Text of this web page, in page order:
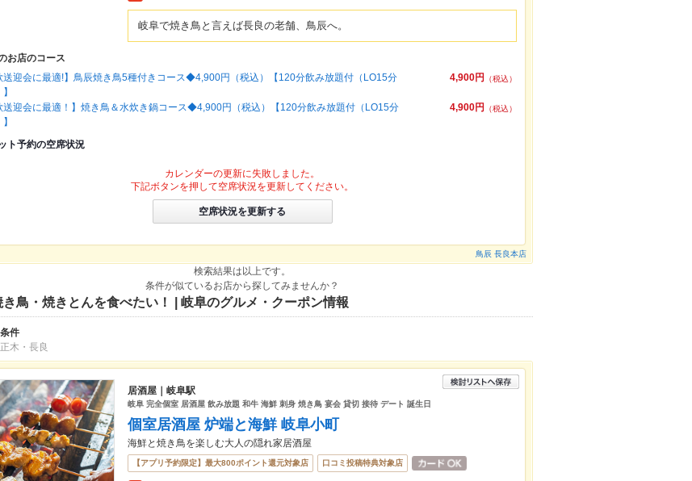
岐阜で焼き鳥と言えば長良の老舗、鳥辰へ。
お店のコース
4,900円
（税込）
送迎会に最適!】鳥辰焼き鳥5種付きコース◆4,900円（税込）【120分飲み放題付（LO15分
4,900円
（税込）
送迎会に最適！】焼き鳥＆水炊き鍋コース◆4,900円（税込）【120分飲み放題付（LO15分
ト予約の空席状況
カレンダーの更新に失敗しました。
下記ボタンを押して空席状況を更新してください。
空席状況を更新する
鳥辰 長良本店
検索結果は以上です。
条件が似ているお店から探してみませんか？
鳥・焼きとんを食べたい！ | 岐阜のグルメ・クーポン情報
件
木・長良
居酒屋｜岐阜駅
岐阜 完全個室 居酒屋 飲み放題 和牛 海鮮 刺身 焼き鳥 宴会 貸切 接待 デート 誕生日
個室居酒屋 炉端と海鮮 岐阜小町
海鮮と焼き鳥を楽しむ大人の隠れ家居酒屋
【アプリ予約限定】最大800ポイント還元対象店 口コミ投稿特典対象店